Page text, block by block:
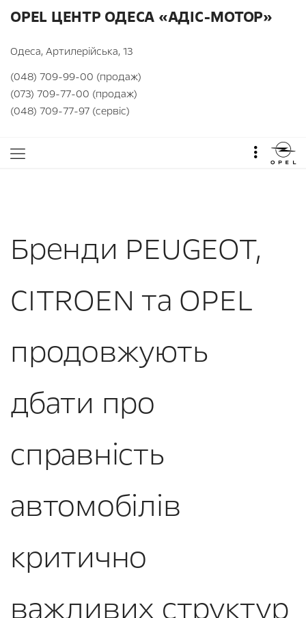
OPEL ЦЕНТР ОДЕСА «АДІС-МОТОР»
Одеса, Артилерійська, 13
(048) 709-99-00 (продаж)
(073) 709-77-00 (продаж)
(048) 709-77-97 (сервіс)
Бренди PEUGEOT,
CITROEN та OPEL
продовжують
дбати про
справність
автомобілів
критично
важливих структур